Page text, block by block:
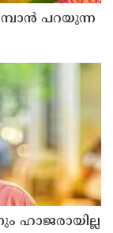
പറയുന്ന
ഹാജരായില്ല